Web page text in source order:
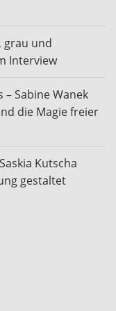
grau und
Interview
Sabine Wanek
die Magie freier
Kutscha
gestaltet